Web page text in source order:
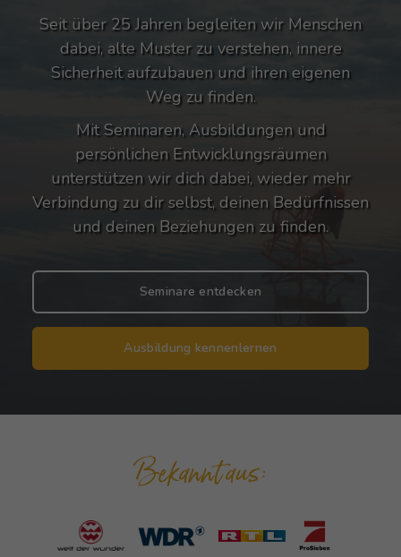
Seit über 25 Jahren begleiten wir Menschen
dabei, alte Muster zu verstehen, innere
Sicherheit aufzubauen und ihren eigenen
Weg zu finden.
Mit Seminaren, Ausbildungen und
persönlichen Entwicklungsräumen
unterstützen wir dich dabei, wieder mehr
Verbindung zu dir selbst, deinen Bedürfnissen
und deinen Beziehungen zu finden.
Seminare entdecken
Ausbildung kennenlernen
Bekannt aus: